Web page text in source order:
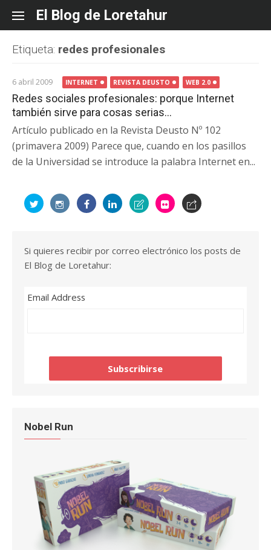
content
El Blog de Loretahur
Etiqueta: redes profesionales
6 abril 2009 INTERNET REVISTA DEUSTO WEB 2.0
Redes sociales profesionales: porque Internet
también sirve para cosas serias…
Artículo publicado en la Revista Deusto Nº 102
(primavera 2009) Parece que, cuando en los pasillos
de la Universidad se introduce la palabra Internet en...
Si quieres recibir por correo electrónico los posts de
El Blog de Loretahur:
Email Address
Nobel Run